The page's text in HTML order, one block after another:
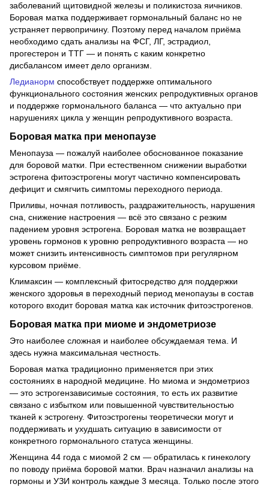
заболеваний щитовидной железы и поликистоза яичников.
Боровая матка поддерживает гормональный баланс но не
устраняет первопричину. Поэтому перед началом приёма
необходимо сдать анализы на ФСГ, ЛГ, эстрадиол,
прогестерон и ТТГ — и понять с каким конкретно
дисбалансом имеет дело организм.
Ледианорм способствует поддержке оптимального
функционального состояния женских репродуктивных органов
и поддержке гормонального баланса — что актуально при
нарушениях цикла у женщин репродуктивного возраста.
Боровая матка при менопаузе
Менопауза — пожалуй наиболее обоснованное показание
для боровой матки. При естественном снижении выработки
эстрогена фитоэстрогены могут частично компенсировать
дефицит и смягчить симптомы переходного периода.
Приливы, ночная потливость, раздражительность, нарушения
сна, снижение настроения — всё это связано с резким
падением уровня эстрогена. Боровая матка не возвращает
уровень гормонов к уровню репродуктивного возраста — но
может снизить интенсивность симптомов при регулярном
курсовом приёме.
Климаксин — комплексный фитосредство для поддержки
женского здоровья в переходный период менопаузы в состав
которого входит боровая матка как источник фитоэстрогенов.
Боровая матка при миоме и эндометриозе
Это наиболее сложная и наиболее обсуждаемая тема. И
здесь нужна максимальная честность.
Боровая матка традиционно применяется при этих
состояниях в народной медицине. Но миома и эндометриоз
— это эстрогензависимые состояния, то есть их развитие
связано с избытком или повышенной чувствительностью
тканей к эстрогену. Фитоэстрогены теоретически могут и
поддерживать и ухудшать ситуацию в зависимости от
конкретного гормонального статуса женщины.
Женщина 44 года с миомой 2 см — обратилась к гинекологу
по поводу приёма боровой матки. Врач назначил анализы на
гормоны и УЗИ контроль каждые 3 месяца. Только после этого